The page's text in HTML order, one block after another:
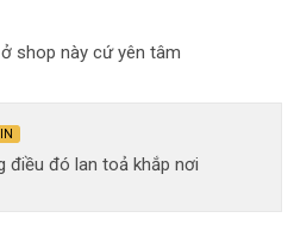
shop này cứ yên tâm
điều đó lan toả khắp nơi